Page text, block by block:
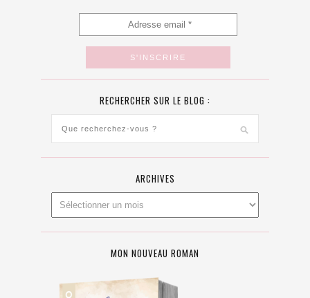
RECHERCHER SUR LE BLOG :
ARCHIVES
MON NOUVEAU ROMAN